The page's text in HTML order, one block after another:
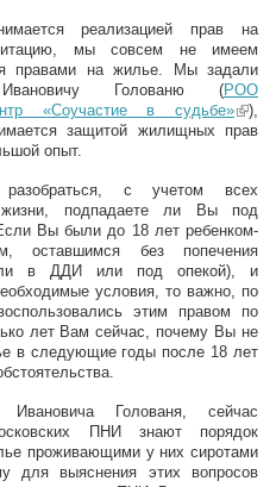
реализацией прав на
мы совсем не имеем
правами на жилье. Мы задали
Голованю (РОО
«Соучастие в судьбе»(lin
k
ern
al)
),
защитой жилищных прав
опыт.
с учетом всех
жизни, подпадаете ли Вы под
Вы были до 18 лет ребенком-
оставшимся без попечения
в ДДИ или под опекой), и
условия, то важно, по
этим правом по
лет Вам сейчас, почему Вы не
в следующие годы после 18 лет
Голованя, сейчас
ПНИ знают порядок
проживающими у них сиротами
для выяснения этих вопросов